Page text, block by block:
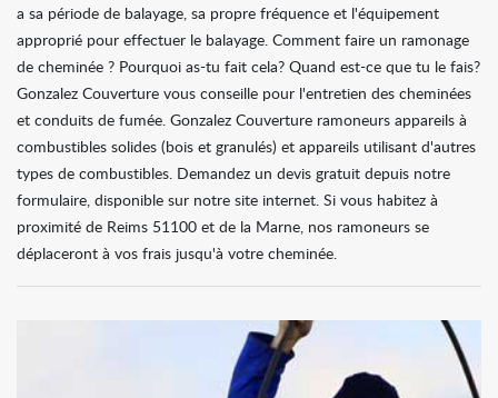
a sa période de balayage, sa propre fréquence et l'équipement
approprié pour effectuer le balayage. Comment faire un ramonage
de cheminée ? Pourquoi as-tu fait cela? Quand est-ce que tu le fais?
Gonzalez Couverture vous conseille pour l'entretien des cheminées
et conduits de fumée. Gonzalez Couverture ramoneurs appareils à
combustibles solides (bois et granulés) et appareils utilisant d'autres
types de combustibles. Demandez un devis gratuit depuis notre
formulaire, disponible sur notre site internet. Si vous habitez à
proximité de Reims 51100 et de la Marne, nos ramoneurs se
déplaceront à vos frais jusqu'à votre cheminée.